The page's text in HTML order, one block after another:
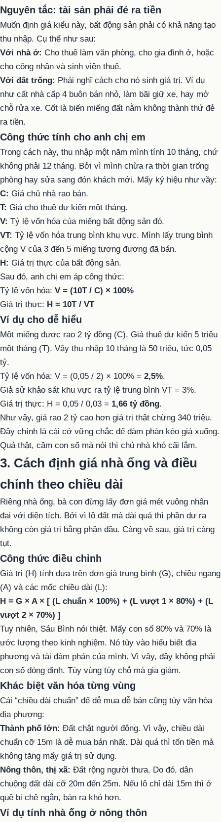
Nguyên tắc: tài sản phải đẻ ra tiền
Muốn định giá kiểu này, bất động sản phải có khả năng tạo
thu nhập. Cụ thể như sau:
Với nhà ở: Cho thuê làm văn phòng, cho gia đình ở, hoặc
cho công nhân và sinh viên thuê.
Với đất trống: Phải nghĩ cách cho nó sinh giá trị. Ví dụ
như cất nhà cấp 4 buôn bán nhỏ, làm bãi giữ xe, hay mở
chỗ rửa xe. Cốt là biến miếng đất nằm không thành thứ đẻ
ra tiền.
Công thức tính cho anh chị em
Trong cách này, thu nhập một năm mình tính 10 tháng, chứ
không phải 12 tháng. Bởi vì mình chừa ra thời gian trống
phòng hay sửa sang đón khách mới. Mấy ký hiệu như vầy:
C: Giá chủ nhà rao bán.
T: Giá cho thuê dự kiến một tháng.
V: Tỷ lệ vốn hóa của miếng bất động sản đó.
VT: Tỷ lệ vốn hóa trung bình khu vực. Mình lấy trung bình
cộng V của 3 đến 5 miếng tương đương đã bán.
H: Giá trị thực của bất động sản.
Sau đó, anh chị em áp công thức:
Tỷ lệ vốn hóa: V = (10T / C) × 100%
Giá trị thực: H = 10T / VT
Ví dụ cho dễ hiểu
Một miếng được rao 2 tỷ đồng (C). Giá thuê dự kiến 5 triệu
một tháng (T). Vậy thu nhập 10 tháng là 50 triệu, tức 0,05
tỷ.
Tỷ lệ vốn hóa: V = (0,05 / 2) × 100% = 2,5%.
Giả sử khảo sát khu vực ra tỷ lệ trung bình VT = 3%.
Giá trị thực: H = 0,05 / 0,03 = 1,66 tỷ đồng.
Như vậy, giá rao 2 tỷ cao hơn giá trị thật chừng 340 triệu.
Đây chính là cái cớ vững chắc để đàm phán kéo giá xuống.
Quả thật, cầm con số mà nói thì chủ nhà khó cãi lắm.
3. Cách định giá nhà ống và điều
chỉnh theo chiều dài
Riêng nhà ống, bà con đừng lấy đơn giá mét vuông nhân
đại với diện tích. Bởi vì lô đất mà dài quá thì phần dư ra
không còn giá trị bằng phần đầu. Càng về sau, giá trị càng
tụt.
Công thức điều chỉnh
Giá trị (H) tính dựa trên đơn giá trung bình (G), chiều ngang
(A) và các mốc chiều dài (L):
H = G × A × [ (L chuẩn × 100%) + (L vượt 1 × 80%) + (L
vượt 2 × 70%) ]
Tuy nhiên, Sáu Bình nói thiệt. Mấy con số 80% và 70% là
ước lượng theo kinh nghiệm. Nó tùy vào hiểu biết địa
phương và tài đàm phán của mình. Vì vậy, đây không phải
con số đóng đinh. Tùy vùng tùy chỗ mà gia giảm.
Khác biệt văn hóa từng vùng
Cái “chiều dài chuẩn” để dễ mua dễ bán cũng tùy văn hóa
địa phương:
Thành phố lớn: Đất chật người đông. Vì vậy, chiều dài
chuẩn cỡ 15m là dễ mua bán nhất. Dài quá thì tốn tiền mà
không tăng mấy giá trị sử dụng.
Nông thôn, thị xã: Đất rộng người thưa. Do đó, dân
chuộng đất dài cỡ 20m đến 25m. Nếu lô chỉ dài 15m thì ở
quê bị chê ngắn, bán ra khó hơn.
Ví dụ tính nhà ống ở nông thôn